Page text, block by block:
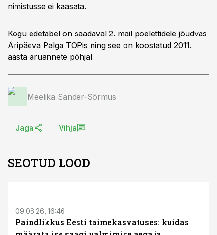
nimistusse ei kaasata.
Kogu edetabel on saadaval 2. mail poelettidele jõudvas
Äripäeva Palga TOPis ning see on koostatud 2011.
aasta aruannete põhjal.
Meelika Sander-Sõrmus
Jaga Vihja
SEOTUD LOOD
09.06.26, 16:46
Paindlikkus Eesti taimekasvatuses: kuidas